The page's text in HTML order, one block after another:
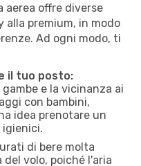
aerea offre diverse
alla premium, in modo
Ad ogni modo, ti
il tuo posto:
e la vicinanza ai
con bambini,
idea prenotare un
igienici.
di bere molta
volo, poiché l'aria